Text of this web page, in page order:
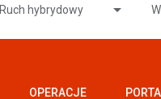
Ruch hybrydowy
OPERACJE